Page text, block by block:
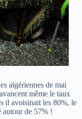
algériennes de mai
même le taux
il avoisinait les 80%, le
autour de 57% !